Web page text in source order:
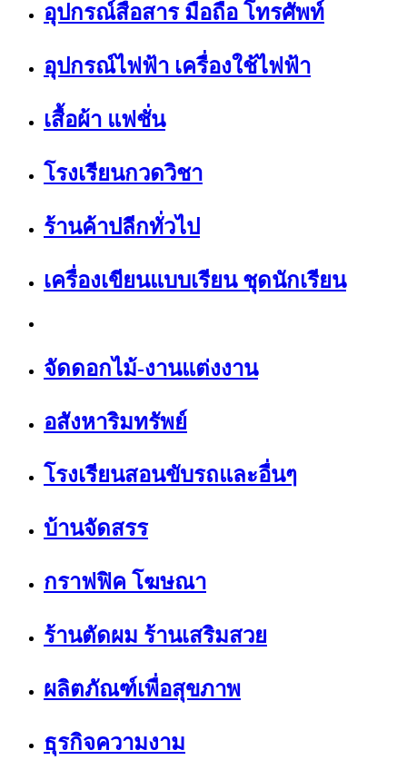
อุปกรณ์สื่อสาร มือถือ โทรศัพท์
อุปกรณ์ไฟฟ้า เครื่องใช้ไฟฟ้า
เสื้อผ้า แฟชั่น
โรงเรียนกวดวิชา
ร้านค้าปลีกทั่วไป
เครื่องเขียนแบบเรียน ชุดนักเรียน
จัดดอกไม้-งานแต่งงาน
อสังหาริมทรัพย์
โรงเรียนสอนขับรถและอื่นๆ
บ้านจัดสรร
กราฟฟิค โฆษณา
ร้านตัดผม ร้านเสริมสวย
ผลิตภัณฑ์เพื่อสุขภาพ
ธุรกิจความงาม